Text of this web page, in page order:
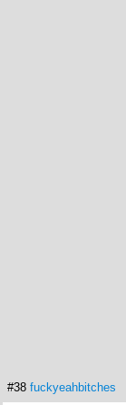
#38 fuckyeahbitches